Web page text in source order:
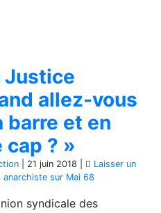
Justice
allez-vous
barre et en
cap ? »
21 juin 2018
Laisser un
anarchiste sur Mai 68
syndicale des